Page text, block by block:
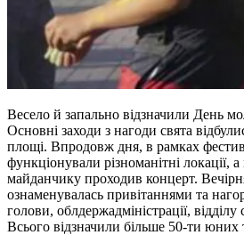
Весело й запально відзначили День
Основні заходи з нагоди свята
площі. Впродовж дня, в рамках
функціонували різноманітні локації,
майданчику проходив концерт.
ознаменувалась привітаннями та
голови, облдержадміністрації, відділу
Всього відзначили більше 50-ти юних